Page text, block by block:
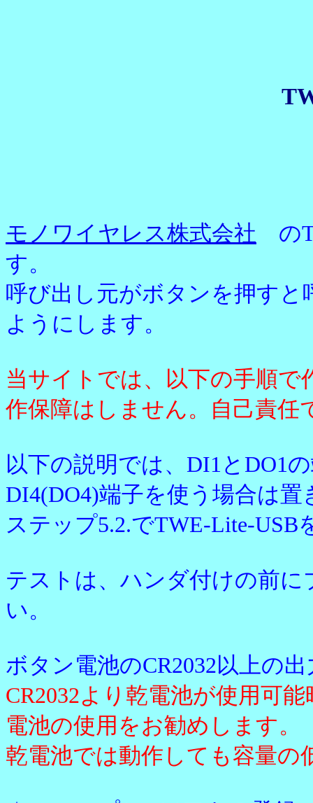
モノワイヤレス株式会社 の
す。
呼び出し元がボタンを押す
ようにします。
当サイトでは、以下の手順
作保障はしません。自己責任
以下の説明では、DI1とDO1
DI4(DO4)端子を使う場合は
ステップ5.2.でTWE-Lite-
テストは、ハンダ付けの前
い。
ボタン電池のCR2032以上の
CR2032より乾電池が使用可
電池の使用をお勧めします。
乾電池では動作しても容量